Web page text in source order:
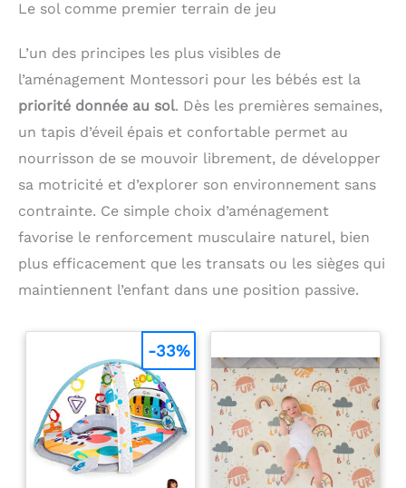
Le sol comme premier terrain de jeu
L’un des principes les plus visibles de
l’aménagement Montessori pour les bébés est la
priorité donnée au sol. Dès les premières semaines,
un tapis d’éveil épais et confortable permet au
nourrisson de se mouvoir librement, de développer
sa motricité et d’explorer son environnement sans
contrainte. Ce simple choix d’aménagement
favorise le renforcement musculaire naturel, bien
plus efficacement que les transats ou les sièges qui
maintiennent l’enfant dans une position passive.
-33%